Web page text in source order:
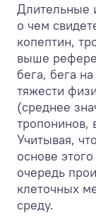
Длительные
о чем
копептин,
выше
бега, бега
тяжести
(среднее
тропонинов,
Учитывая,
основе
очередь
клеточных
среду.